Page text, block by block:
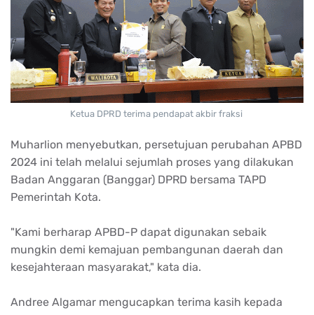
Ketua DPRD terima pendapat akbir fraksi
Muharlion menyebutkan, persetujuan perubahan APBD
2024 ini telah melalui sejumlah proses yang dilakukan
Badan Anggaran (Banggar) DPRD bersama TAPD
Pemerintah Kota.
"Kami berharap APBD-P dapat digunakan sebaik
mungkin demi kemajuan pembangunan daerah dan
kesejahteraan masyarakat," kata dia.
Andree Algamar mengucapkan terima kasih kepada